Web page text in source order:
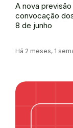
A nova
convocação
8 de junho
Há 2 meses, 1